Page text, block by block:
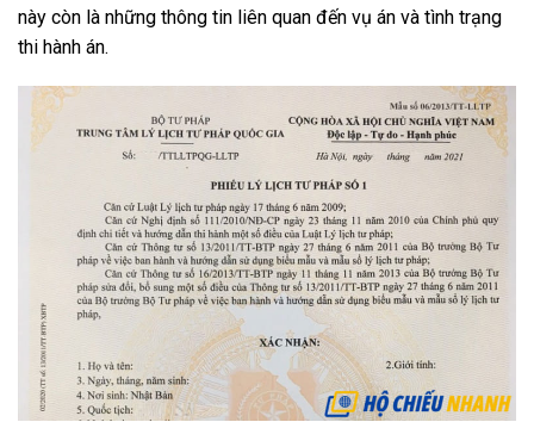
này còn là những thông tin liên quan đến vụ án và tình trạng
thi hành án.